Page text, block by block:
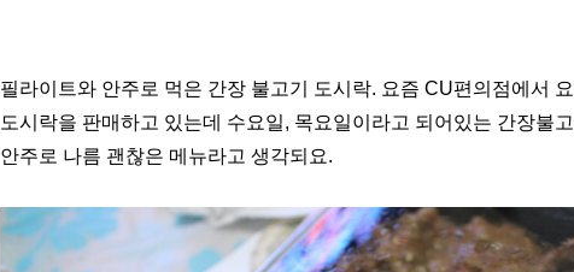
필라이트와 안주로 먹은 간장 불고기 도시락. 요즘 CU편의점에서
도시락을 판매하고 있는데 수요일, 목요일이라고 되어있는 간장불
안주로 나름 괜찮은 메뉴라고 생각되요.